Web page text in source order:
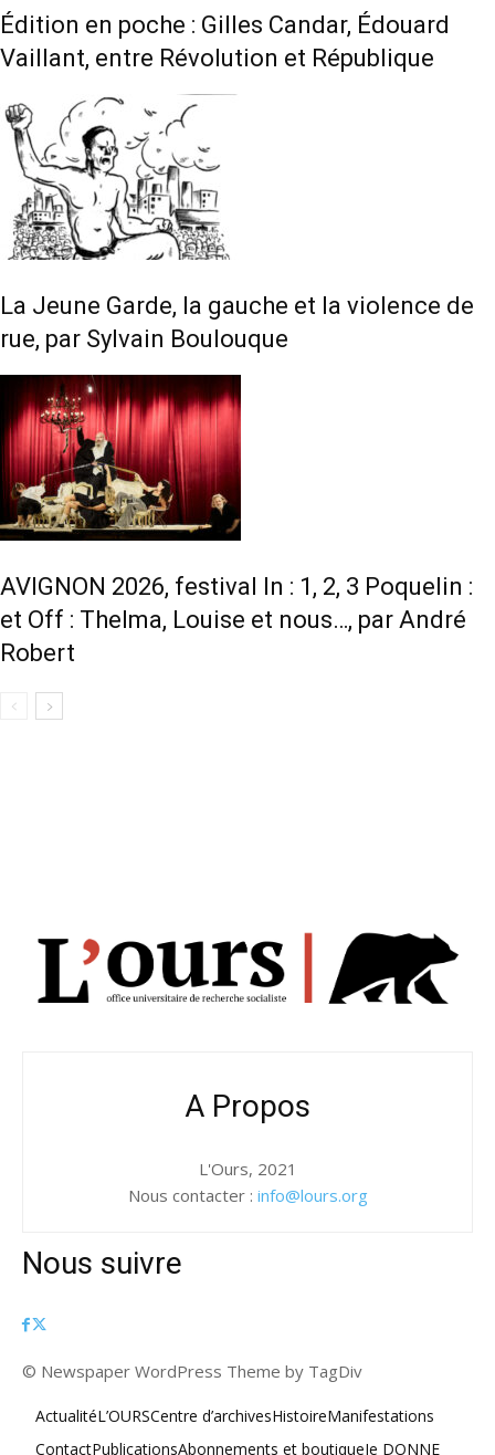
Édition en poche : Gilles Candar, Édouard
Vaillant, entre Révolution et République
La Jeune Garde, la gauche et la violence de
rue, par Sylvain Boulouque
AVIGNON 2026, festival In : 1, 2, 3 Poquelin :
et Off : Thelma, Louise et nous…, par André
Robert
A Propos
L'Ours, 2021
Nous contacter : info@lours.org
Nous suivre
© Newspaper WordPress Theme by TagDiv
ActualitéL’OURSCentre d’archivesHistoireManifestations
ContactPublicationsAbonnements et boutiqueJe DONNE